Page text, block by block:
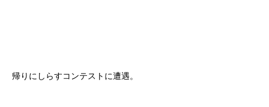
帰りにしらすコンテストに遭遇。